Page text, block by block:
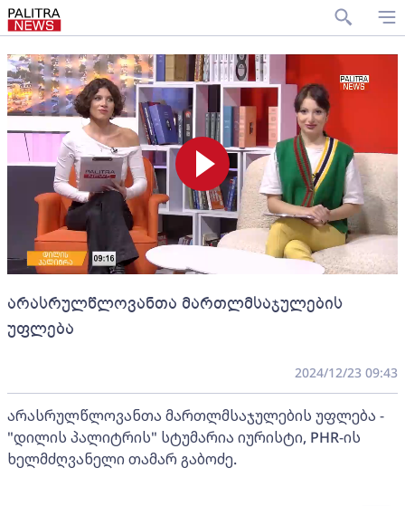
არასრულწლოვანთა მართლმსაჯულების
უფლება
2024/12/23 09:43
არასრულწლოვანთა მართლმსაჯულების უფლება -
"დილის პალიტრის" სტუმარია იურისტი, PHR-ის
ხელმძღვანელი თამარ გაბოძე.